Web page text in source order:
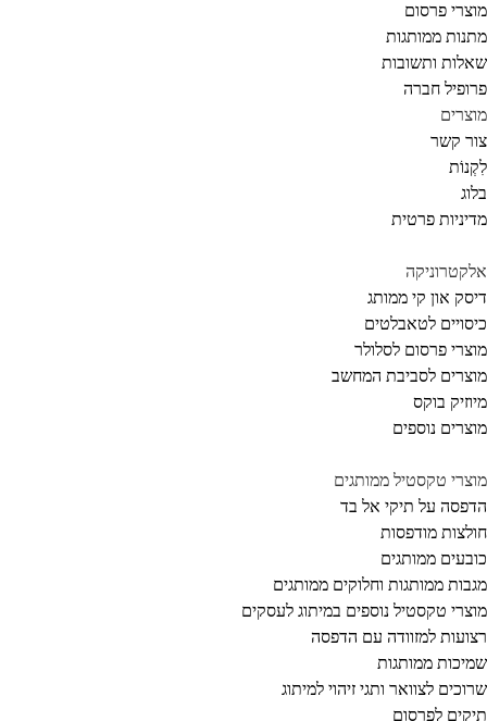
פרסום
ממותגות
ותשובות
חברה
קשר
פרטית
און קי ממותג
לטאבלטים
פרסום לסלולר
לסביבת המחשב
בוקס
נוספים
טקסטיל ממותגים
על תיקי אל בד
מודפסות
ממותגים
ממותגות וחלוקים ממותגים
טקסטיל נוספים במיתוג לעסקים
למזוודה עם הדפסה
ממותגות
לצוואר ותגי זיהוי למיתוג
לפרסום